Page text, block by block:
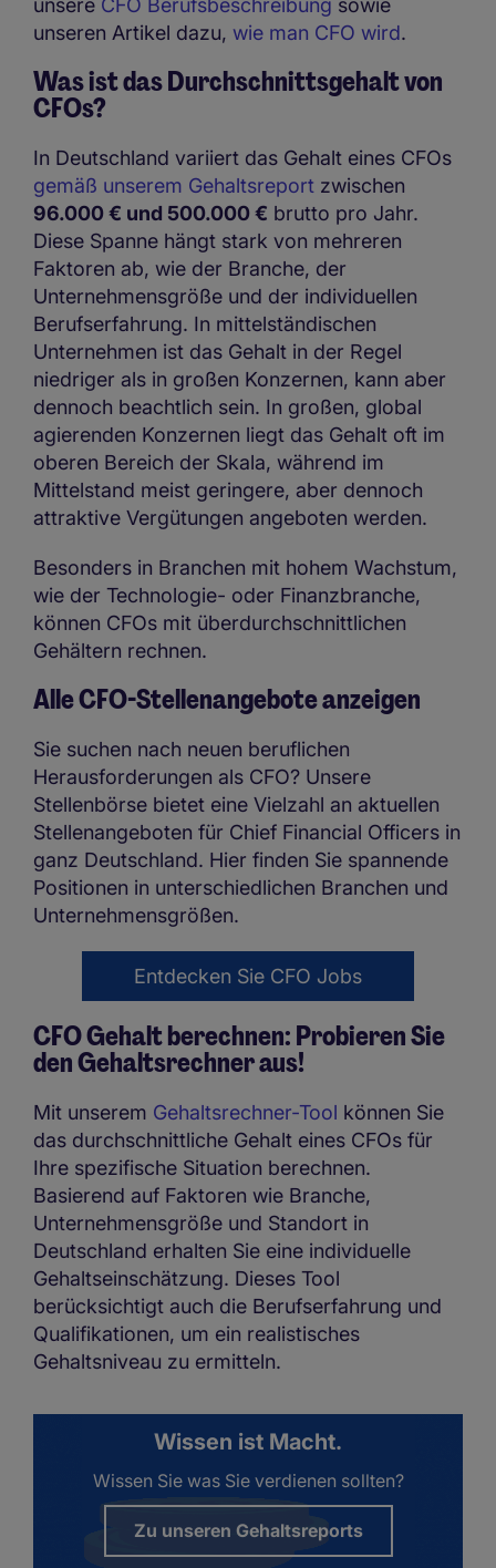
unsere CFO Berufsbeschreibung sowie
unseren Artikel dazu, wie man CFO wird.
Was ist das Durchschnittsgehalt von
CFOs?
In Deutschland variiert das Gehalt eines CFOs
gemäß unserem Gehaltsreport zwischen
96.000 € und 500.000 € brutto pro Jahr.
Diese Spanne hängt stark von mehreren
Faktoren ab, wie der Branche, der
Unternehmensgröße und der individuellen
Berufserfahrung. In mittelständischen
Unternehmen ist das Gehalt in der Regel
niedriger als in großen Konzernen, kann aber
dennoch beachtlich sein. In großen, global
agierenden Konzernen liegt das Gehalt oft im
oberen Bereich der Skala, während im
Mittelstand meist geringere, aber dennoch
attraktive Vergütungen angeboten werden.
Besonders in Branchen mit hohem Wachstum,
wie der Technologie- oder Finanzbranche,
können CFOs mit überdurchschnittlichen
Gehältern rechnen.
Alle CFO-Stellenangebote anzeigen
Sie suchen nach neuen beruflichen
Herausforderungen als CFO? Unsere
Stellenbörse bietet eine Vielzahl an aktuellen
Stellenangeboten für Chief Financial Officers in
ganz Deutschland. Hier finden Sie spannende
Positionen in unterschiedlichen Branchen und
Unternehmensgrößen.
Entdecken Sie CFO Jobs
CFO Gehalt berechnen: Probieren Sie
den Gehaltsrechner aus!
Mit unserem Gehaltsrechner-Tool können Sie
das durchschnittliche Gehalt eines CFOs für
Ihre spezifische Situation berechnen.
Basierend auf Faktoren wie Branche,
Unternehmensgröße und Standort in
Deutschland erhalten Sie eine individuelle
Gehaltseinschätzung. Dieses Tool
berücksichtigt auch die Berufserfahrung und
Qualifikationen, um ein realistisches
Gehaltsniveau zu ermitteln.
Wissen ist Macht.
Wissen Sie was Sie verdienen sollten?
Zu unseren Gehaltsreports